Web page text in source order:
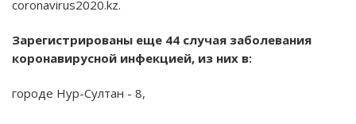
coronavirus2020.kz.
Зарегистрированы еще 44 случая заболевания
коронавирусной инфекцией, из них в:
городе Нур-Султан - 8,